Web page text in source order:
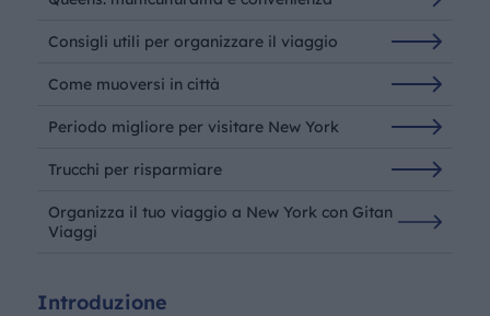
Consigli utili per organizzare il viaggio
Come muoversi in città
Periodo migliore per visitare New York
Trucchi per risparmiare
Organizza il tuo viaggio a New York con Gitan
Viaggi
Introduzione